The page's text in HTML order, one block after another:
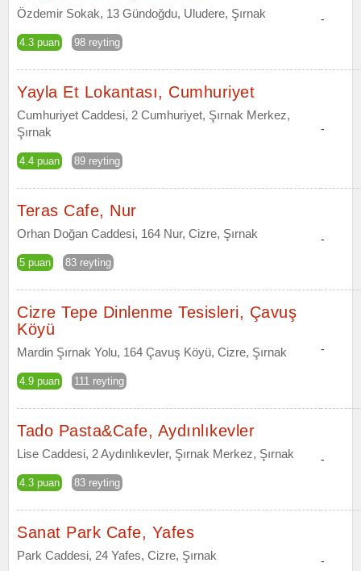
Özdemir Sokak, 13 Gündoğdu, Uludere, Şırnak
4.3 puan 98 reyting
-
Yayla Et Lokantası, Cumhuriyet
Cumhuriyet Caddesi, 2 Cumhuriyet, Şırnak Merkez,
Şırnak
4.4 puan 89 reyting
-
Teras Cafe, Nur
Orhan Doğan Caddesi, 164 Nur, Cizre, Şırnak
5 puan 83 reyting
-
Cizre Tepe Dinlenme Tesisleri, Çavuş
Köyü
Mardin Şırnak Yolu, 164 Çavuş Köyü, Cizre, Şırnak
4.9 puan 111 reyting
-
Tado Pasta&Cafe, Aydınlıkevler
Lise Caddesi, 2 Aydınlıkevler, Şırnak Merkez, Şırnak
4.3 puan 83 reyting
-
Sanat Park Cafe, Yafes
Park Caddesi, 24 Yafes, Cizre, Şırnak -